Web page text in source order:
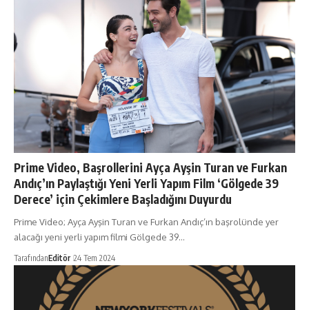
Prime Video, Başrollerini Ayça Ayşin Turan ve Furkan
Andıç’ın Paylaştığı Yeni Yerli Yapım Film ‘Gölgede 39
Derece’ için Çekimlere Başladığını Duyurdu
Prime Video; Ayça Ayşin Turan ve Furkan Andıç’ın başrolünde yer
alacağı yeni yerli yapım filmi Gölgede 39…
TarafındanEditör 24 Tem 2024